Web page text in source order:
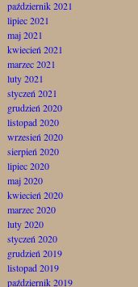
październik 2021
lipiec 2021
maj 2021
kwiecień 2021
marzec 2021
luty 2021
styczeń 2021
grudzień 2020
listopad 2020
wrzesień 2020
sierpień 2020
lipiec 2020
maj 2020
kwiecień 2020
marzec 2020
luty 2020
styczeń 2020
grudzień 2019
listopad 2019
październik 2019